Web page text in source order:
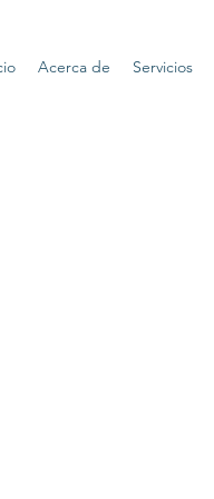
Acerca de Servicios